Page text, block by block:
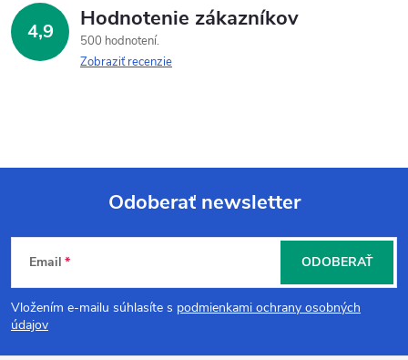
4,9 Hodnotenie zákazníkov
500 hodnotení
Zobraziť recenzie
Z
á
p
Odoberať newsletter
Email
Vložením e-mailu súhlasíte s podmienkami ochrany osobných
údajov
ODOBERAŤ